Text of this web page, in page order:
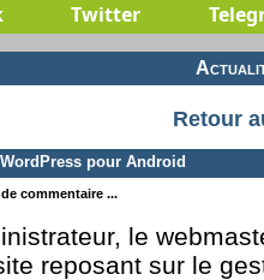
Twitter
Retour
pour Android
de commentaire ...
le
reposant sur le